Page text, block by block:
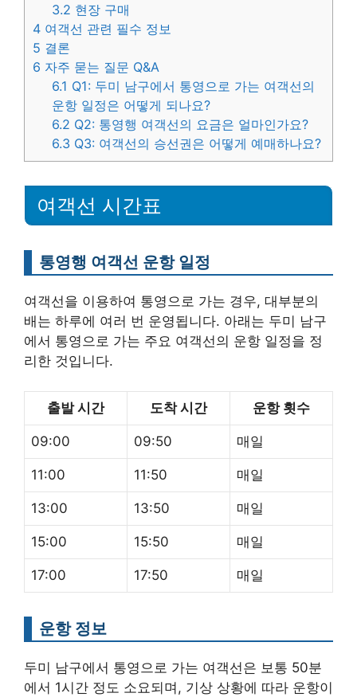
3.2 현장 구매
4 여객선 관련 필수 정보
5 결론
6 자주 묻는 질문 Q&A
6.1 Q1: 두미 남구에서 통영으로 가는 여객선의
운항 일정은 어떻게 되나요?
6.2 Q2: 통영행 여객선의 요금은 얼마인가요?
6.3 Q3: 여객선의 승선권은 어떻게 예매하나요?
여객선 시간표
통영행 여객선 운항 일정
여객선을 이용하여 통영으로 가는 경우, 대부분의
배는 하루에 여러 번 운영됩니다. 아래는 두미 남구
에서 통영으로 가는 주요 여객선의 운항 일정을 정
리한 것입니다.
출발 시간 도착 시간 운항 횟수
09:00 09:50 매일
11:00 11:50 매일
13:00 13:50 매일
15:00 15:50 매일
17:00 17:50 매일
운항 정보
두미 남구에서 통영으로 가는 여객선은 보통 50분
에서 1시간 정도 소요되며, 기상 상황에 따라 운항이